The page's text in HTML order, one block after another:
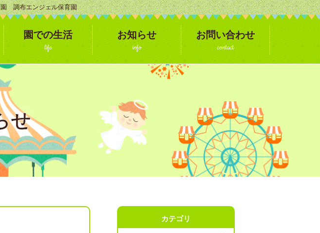
園 調布エンジェル保育園
園での生活
life
お知らせ
info
お問い合わせ
contact
せ
カテゴリ